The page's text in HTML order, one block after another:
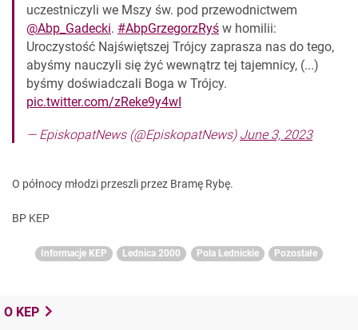
uczestniczyli we Mszy św. pod przewodnictwem
@Abp_Gadecki. #AbpGrzegorzRyś w homilii:
Uroczystość Najświętszej Trójcy zaprasza nas do tego,
abyśmy nauczyli się żyć wewnątrz tej tajemnicy, (...)
byśmy doświadczali Boga w Trójcy.
pic.twitter.com/zReke9y4wI
— EpiskopatNews (@EpiskopatNews) June 3, 2023
O północy młodzi przeszli przez Bramę Rybę.
BP KEP
Informacje KEP Lednica 2000 Pola Lednickie Pozostałe
O KEP